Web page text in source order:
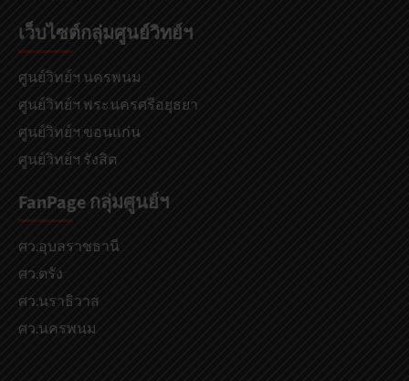
เว็บไซต์กลุ่มศูนย์วิทย์ฯ
ศูนย์วิทย์ฯ นครพนม
ศูนย์วิทย์ฯ พระนครศรีอยุธยา
ศูนย์วิทย์ฯ ขอนแก่น
ศูนย์วิทย์ฯ รังสิต
FanPage กลุ่มศูนย์ฯ
ศว.อุบลราชธานี
ศว.ตรัง
ศว.นราธิวาส
ศว.นครพนม